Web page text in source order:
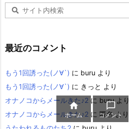
最近のコメント
もう1回誘った(ノ∀`) に buru より
もう1回誘った(ノ∀`) に きっと より
オナノコからメールきた♪2 に buruより
オナノコからメールきた♪2 に 匿名より

ホーム

コメント